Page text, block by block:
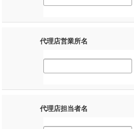
代理店営業所名
代理店担当者名